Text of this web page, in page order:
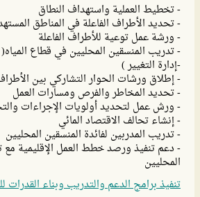
- تخطيط العملية واستهداف النطاق
- تحديد الأطراف الفاعلة في المناطق
- ورشة عمل توعية للأطراف الفاعلة
- تدريب المنسقين المحليين في قطاع المياه(
-إدارة التغيير )
- إطلاق ورشات الحوار التشاركي بين
- تحديد المخاطر والفرص ومسارات العمل
- ورش عمل لتحديد أولويات الإجراءات
- إنشاء تحالف الاقتصاد المائي
- تدريب المدربين لفائدة المنسقين المحليين
- دعم تنفيذ ورصد خطط العمل الإقليمية مع
المحليين
تنفيذ برامج الدعم والتدريب وبناء القدرات